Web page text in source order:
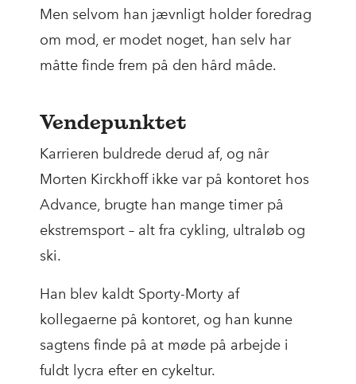
Men selvom han jævnligt holder foredrag
om mod, er modet noget, han selv har
måtte finde frem på den hård måde.
Vendepunktet
Karrieren buldrede derud af, og når
Morten Kirckhoff ikke var på kontoret hos
Advance, brugte han mange timer på
ekstremsport – alt fra cykling, ultraløb og
ski.
Han blev kaldt Sporty-Morty af
kollegaerne på kontoret, og han kunne
sagtens finde på at møde på arbejde i
fuldt lycra efter en cykeltur.